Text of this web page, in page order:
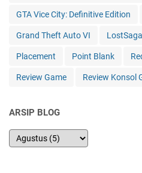
GTA Vice City: Definitive Edition
Grand Theft Auto VI LostSaga
Placement Point Blank
Review Game Review Konsol
ARSIP BLOG